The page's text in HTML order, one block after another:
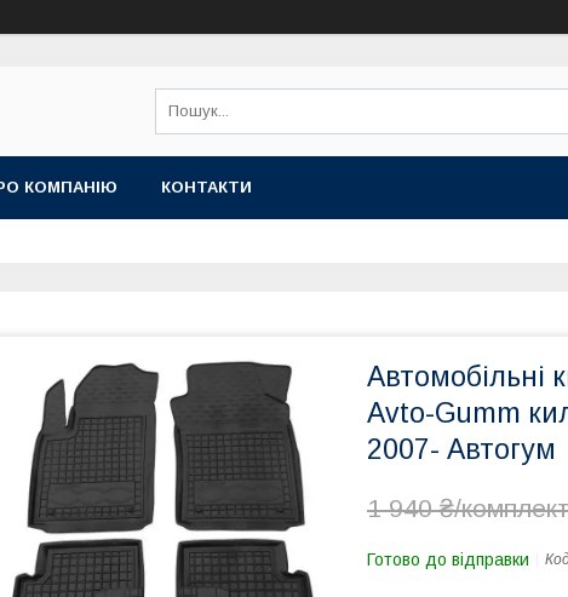
КОМПАНІЮ КОНТАКТИ
Автомобільні
Avto-Gumm
2007- Автогум
1 940 ₴/
Готово до відправки